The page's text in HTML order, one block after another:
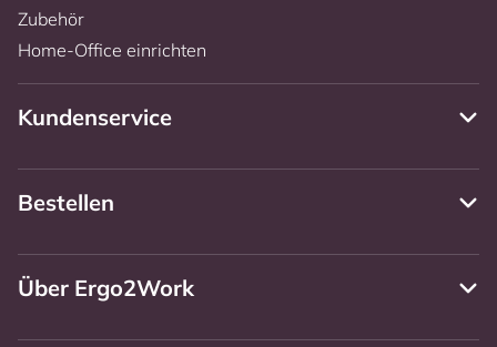
Zubehör
Home-Office einrichten
Kundenservice
Bestellen
Über Ergo2Work